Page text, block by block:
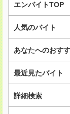
エンバイトTOP
人気のバイト
あなたへのおす
最近見たバイト
詳細検索